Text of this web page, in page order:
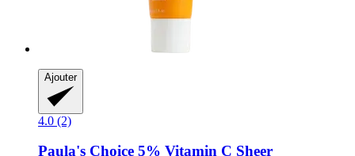
Ajouter
4.0 (2)
Paula's Choice 5% Vitamin C Sheer